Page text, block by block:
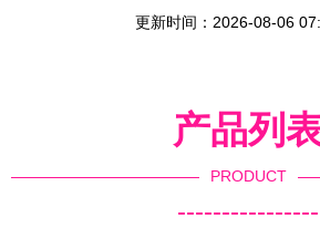
更新时间：2026-08-06
产品列
PRODUCT
----------------